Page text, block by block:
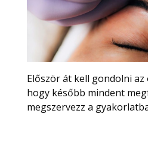
Először át kell gondolni az
hogy később mindent
megszervezz a